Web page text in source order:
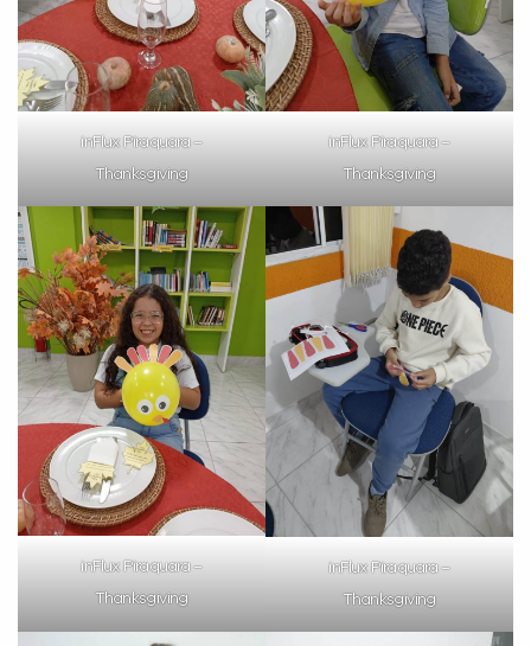
inFlux Piraquara –
Thanksgiving
inFlux Piraquara –
Thanksgiving
inFlux Piraquara –
Thanksgiving
inFlux Piraquara –
Thanksgiving
Você é aluno inFlux?
Sim Não
VOLTAR